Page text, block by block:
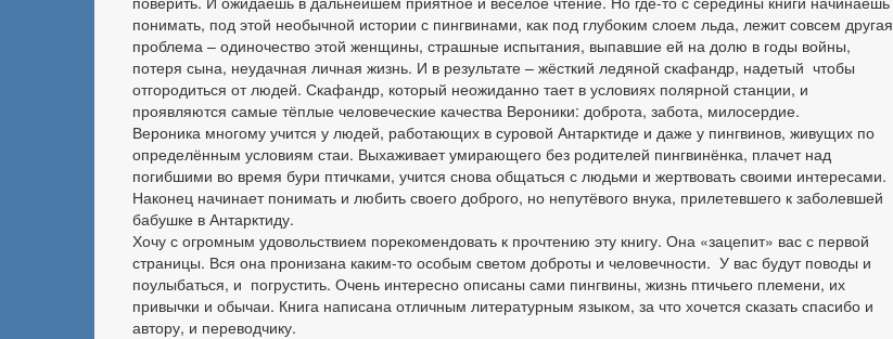
понимать, под этой необычной истории с пингвинами, как под глубоким слоем льда, лежит совсем другая
проблема – одиночество этой женщины, страшные испытания, выпавшие ей на долю в годы войны,
потеря сына, неудачная личная жизнь. И в результате – жёсткий ледяной скафандр, надетый чтобы
отгородиться от людей. Скафандр, который неожиданно тает в условиях полярной станции, и
проявляются самые тёплые человеческие качества Вероники: доброта, забота, милосердие.
Вероника многому учится у людей, работающих в суровой Антарктиде и даже у пингвинов, живущих по
определённым условиям стаи. Выхаживает умирающего без родителей пингвинёнка, плачет над
погибшими во время бури птичками, учится снова общаться с людьми и жертвовать своими интересами.
Наконец начинает понимать и любить своего доброго, но непутёвого внука, прилетевшего к заболевшей
бабушке в Антарктиду.
Хочу с огромным удовольствием порекомендовать к прочтению эту книгу. Она «зацепит» вас с первой
страницы. Вся она пронизана каким-то особым светом доброты и человечности. У вас будут поводы и
поулыбаться, и погрустить. Очень интересно описаны сами пингвины, жизнь птичьего племени, их
привычки и обычаи. Книга написана отличным литературным языком, за что хочется сказать спасибо и
автору, и переводчику.